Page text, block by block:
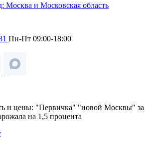
Москва и Московская область
Пн-Пт 09:00-18:00
и цены: "Первичка" "новой Москвы" за
на 1,5 процента